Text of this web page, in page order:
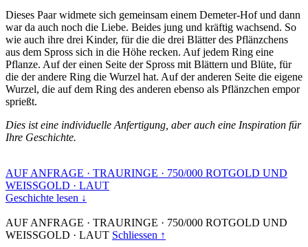
Dieses Paar widmete sich gemeinsam einem Demeter-Hof und dann
war da auch noch die Liebe. Beides jung und kräftig wachsend. So
wie auch ihre drei Kinder, für die die drei Blätter des Pflänzchens
aus dem Spross sich in die Höhe recken. Auf jedem Ring eine
Pflanze. Auf der einen Seite der Spross mit Blättern und Blüte, für
die der andere Ring die Wurzel hat. Auf der anderen Seite die eigene
Wurzel, die auf dem Ring des anderen ebenso als Pflänzchen empor
sprießt.
Dies ist eine individuelle Anfertigung, aber auch eine Inspiration für
Ihre Geschichte.
AUF ANFRAGE · TRAURINGE · 750/000 ROTGOLD UND
WEISSGOLD · LAUT
Geschichte lesen ↓
AUF ANFRAGE · TRAURINGE · 750/000 ROTGOLD UND
WEISSGOLD · LAUT Schliessen ↑